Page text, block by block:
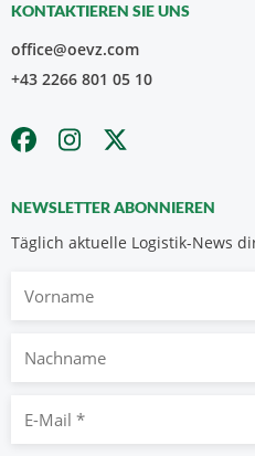
KONTAKTIEREN SIE UNS
office@oevz.com
+43 2266 801 05 10
NEWSLETTER ABONNIEREN
Täglich aktuelle Logistik-News
Nachname
Mail